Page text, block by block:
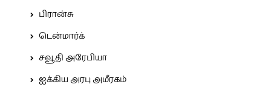
பிரான்சு
டென்மார்க்
சவூதி அரேபியா
ஐக்கிய அரபு அமீரகம்